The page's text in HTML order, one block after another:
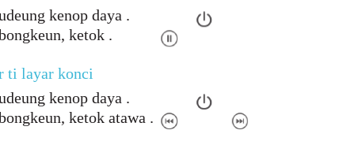
kenop daya .
ketok .
ti layar konci
kenop daya .
ketok atawa .